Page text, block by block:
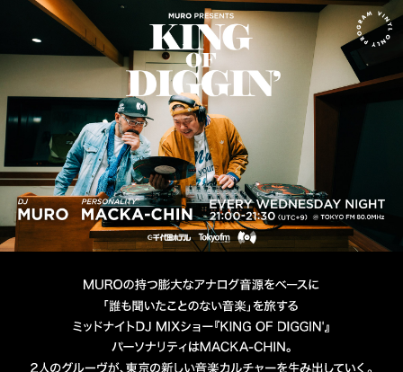
TOKYO FM
MURO presents KING OF
DJ MURO PERSONALITY MACKA-CHIN